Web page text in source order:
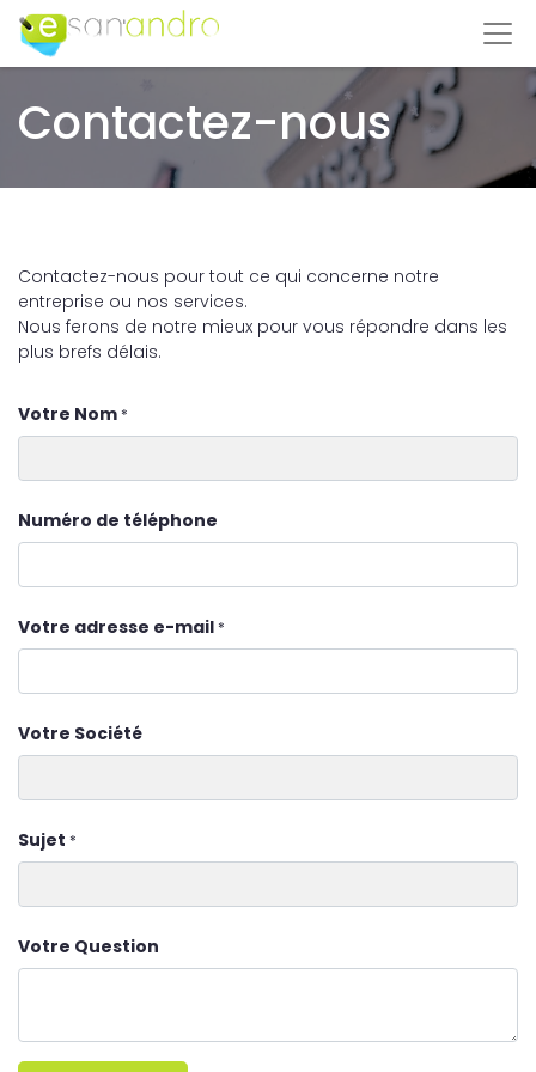
Contactez-nous
Contactez-nous pour tout ce qui concerne notre
entreprise ou nos services.
Nous ferons de notre mieux pour vous répondre dans les
plus brefs délais.
Votre Nom *
Numéro de téléphone
Votre adresse e-mail *
Votre Société
Sujet *
Votre Question